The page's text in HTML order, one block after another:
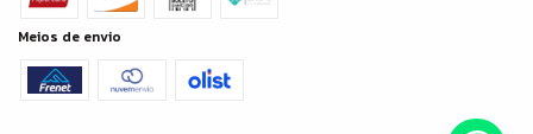
Meios de envio